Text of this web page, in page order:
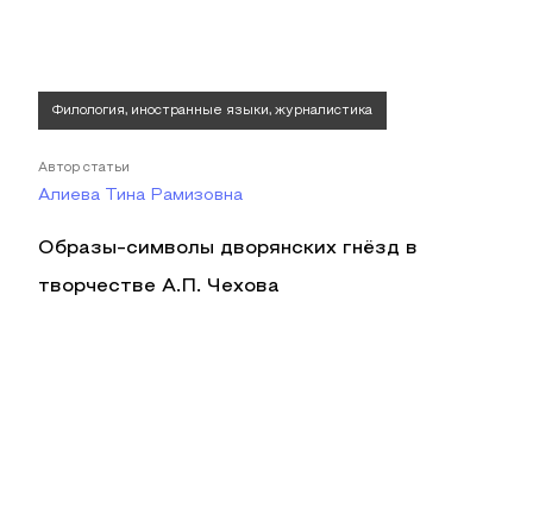
Филология, иностранные языки, журналистика
Автор статьи
Алиева Тина Рамизовна
Образы-символы дворянских гнёзд в
творчестве А.П. Чехова